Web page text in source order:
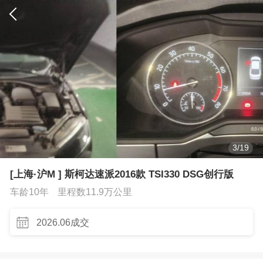
4/19
[上海·沪M ] 斯柯达速派2016款 TSI330 DSG创行版
车龄10年 里程数11.9万公里
2026.06成交